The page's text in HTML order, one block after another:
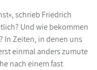
schrieb Friedrich
Und wie bekommen
In Zeiten, in denen uns
einmal anders zumute
nach einem fast